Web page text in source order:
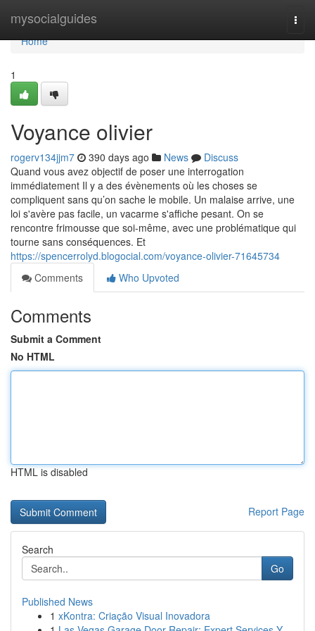
mysocialguides
Home
Home
1
Voyance olivier
rogerv134jjm7 390 days ago News
Discuss
Quand vous avez objectif de poser une interrogation
immédiatement Il y a des évènements où les choses se
compliquent sans qu’on sache le mobile. Un malaise arrive, une
loi s'avère pas facile, un vacarme s'affiche pesant. On se
rencontre frimousse que soi-même, avec une problématique qui
tourne sans conséquences. Et
https://spencerrolyd.blogocial.com/voyance-olivier-71645734
Comments
Who Upvoted
Comments
Submit a Comment
No HTML
HTML is disabled
Report Page
Search
Go
Published News
1 xKontra: Criação Visual Inovadora